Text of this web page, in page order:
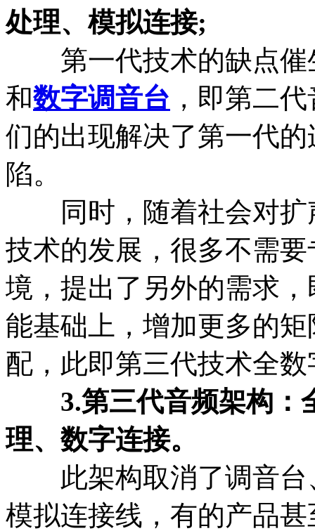
处理、模拟连接;
第一代技术的缺点催
和数字调音台 ，即第二
们的出现解决了第一代
陷。
同时，随着社会对扩
技术的发展，很多不需
境，提出了另外的需求
能基础上，增加更多的
配，此即第三代技术全
3.第三代音频架构：
理、数字连接。
此架构取消了调音台
模拟连接线，有的产品